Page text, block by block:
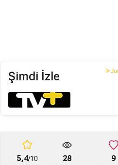
Şimdi İzle
5,4/10
28 9